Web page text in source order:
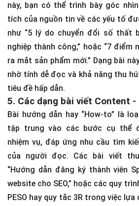
này, bạn có thể trình bày góc
tích của nguồn tin về các yếu tố
như “5 lý do chuyển đổi số thất
nghiệp thành công,” hoặc “7 điểm
ra mắt sản phẩm mới.” Dạng bài
nhờ tính dễ đọc và khả năng thu
tiêu đề hấp dẫn.
5. Các dạng bài viết Content -
Bài hướng dẫn hay “How-to” là
tập trung vào các bước cụ thể
nhiệm vụ, đáp ứng nhu cầu tìm
của người đọc. Các bài viết
“Hướng dẫn đăng ký thành viên
website cho SEO,” hoặc các quy
PESO hay quy tắc 3R trong việc lựa